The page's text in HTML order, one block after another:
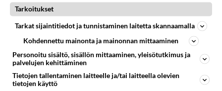
Tarkoitukset
Tarkat sijaintitiedot ja tunnistaminen laitetta skannaamalla
Kohdennettu mainonta ja mainonnan mittaaminen
Personoitu sisältö, sisällön mittaaminen, yleisötutkimus ja
palvelujen kehittäminen
Tietojen tallentaminen laitteelle ja/tai laitteella olevien
tietojen käyttö